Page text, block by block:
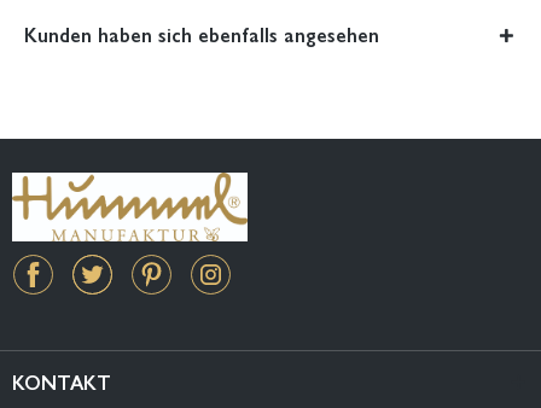
Kunden haben sich ebenfalls angesehen
KONTAKT